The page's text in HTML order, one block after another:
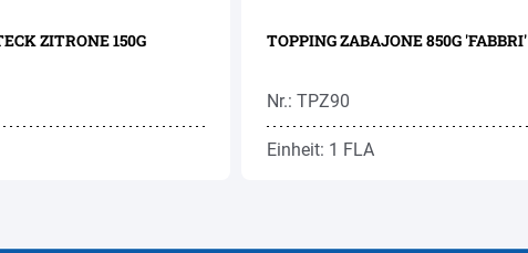
ZITRONE 150G
TOPPING ZABAJONE 850G 'FABBRI'
Nr.: TPZ90
Einheit: 1 FLA